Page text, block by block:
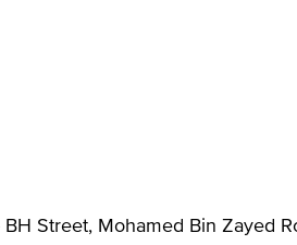
Street, Mohamed Bin Zayed